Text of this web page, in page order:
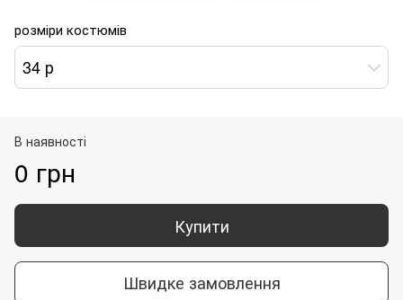
розміри костюмів
34 р
В наявності
0 грн
Купити
Швидке замовлення